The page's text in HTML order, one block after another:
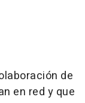
de
en red y que